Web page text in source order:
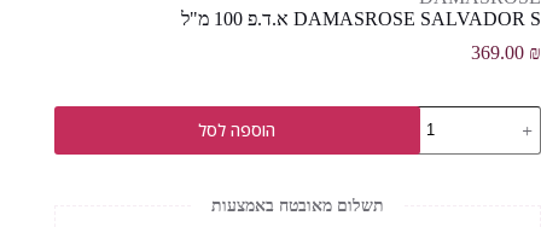
DAMASROSE SALVADOR S א.ד.פ 100 מ"ל
369.00 ₪
כמות
של
DAMASROSE
הוספה לסל
תשלום מאובטח באמצעות